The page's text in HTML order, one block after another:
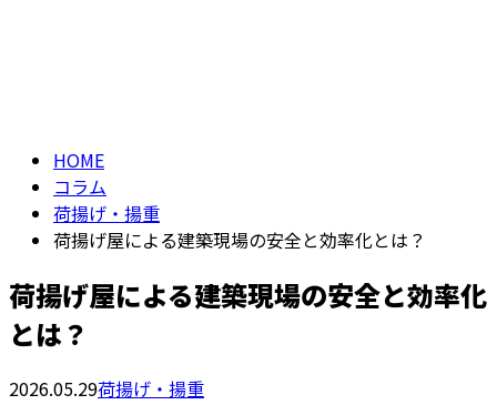
HOME
コラム
荷揚げ・揚重
荷揚げ屋による建築現場の安全と効率化とは？
荷揚げ屋による建築現場の安全と効率化
とは？
2026.05.29荷揚げ・揚重